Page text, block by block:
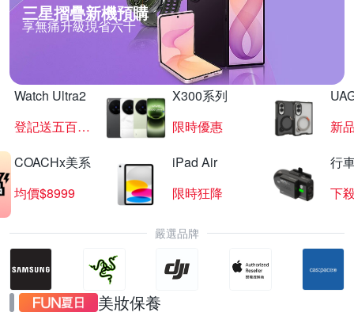
三星摺疊新機預購
享無痛升級現省六千
Watch Ultra2
登記送五百超贈點
X300系列
限時優惠
新
COACHx美系
均價$8999
iPad Air
限時狂降
行
下
嚴選品牌
美妝保養